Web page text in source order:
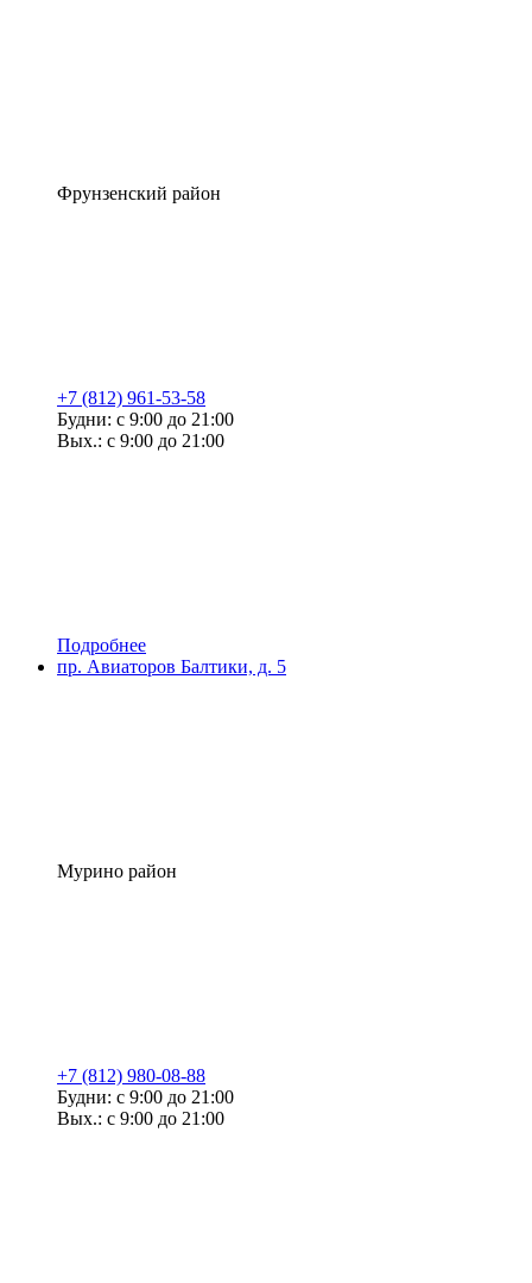
Фрунзенский район
+7 (812) 961-53-58
Будни: с 9:00 до 21:00
Вых.: с 9:00 до 21:00
Подробнее
пр. Авиаторов Балтики, д. 5
Мурино район
+7 (812) 980-08-88
Будни: с 9:00 до 21:00
Вых.: с 9:00 до 21:00